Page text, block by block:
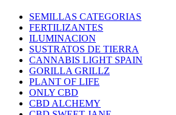
SEMILLAS CATEGORIAS
FERTILIZANTES
ILUMINACION
SUSTRATOS DE TIERRA
CANNABIS LIGHT SPAIN
GORILLA GRILLZ
PLANT OF LIFE
ONLY CBD
CBD ALCHEMY